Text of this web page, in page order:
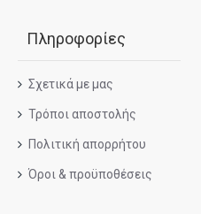
Πληροφορίες
Σχετικά με μας
Τρόποι αποστολής
Πολιτική απορρήτου
Όροι & προϋποθέσεις